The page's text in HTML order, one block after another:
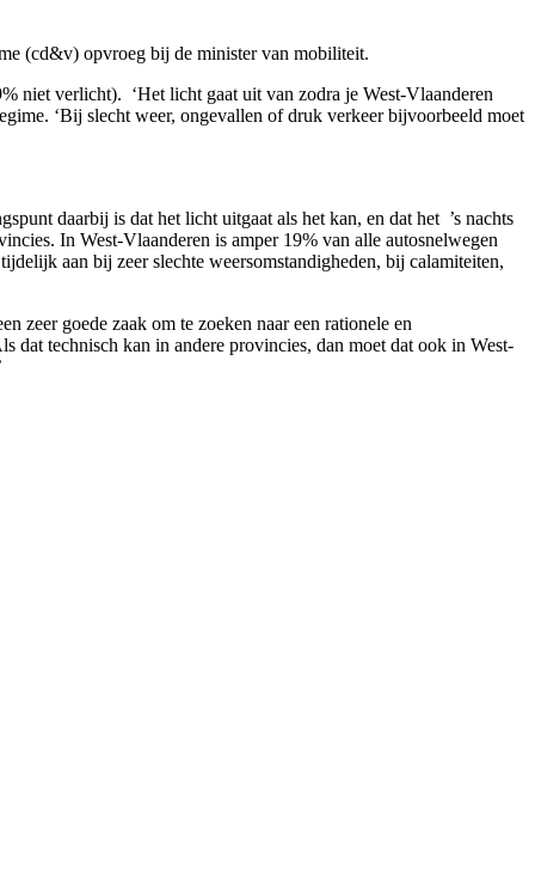
(cd&v) opvroeg bij de minister van mobiliteit.
niet verlicht). ‘Het licht gaat uit van zodra je West-Vlaanderen
‘Bij slecht weer, ongevallen of druk verkeer bijvoorbeeld moet
daarbij is dat het licht uitgaat als het kan, en dat het ’s nachts
In West-Vlaanderen is amper 19% van alle autosnelwegen
aan bij zeer slechte weersomstandigheden, bij calamiteiten,
zeer goede zaak om te zoeken naar een rationele en
dat technisch kan in andere provincies, dan moet dat ook in West-